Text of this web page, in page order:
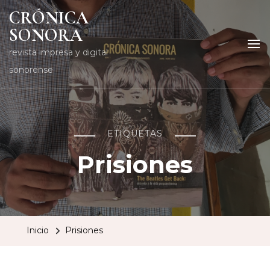
CRÓNICA
SONORA
revista impresa y digital
sonorense
ETIQUETAS
Prisiones
Inicio Prisiones